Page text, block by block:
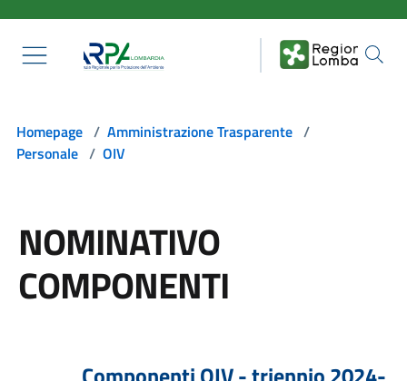
Homepage / Amministrazione Trasparente /
Personale / OIV
NOMINATIVO
COMPONENTI